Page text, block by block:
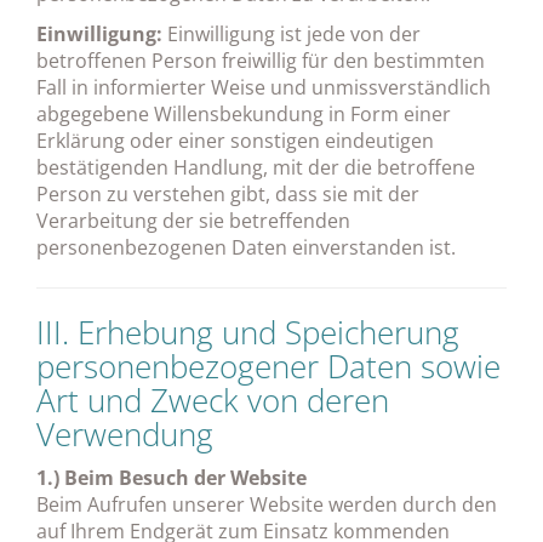
Einwilligung: Einwilligung ist jede von der
betroffenen Person freiwillig für den bestimmten
Fall in informierter Weise und unmissverständlich
abgegebene Willensbekundung in Form einer
Erklärung oder einer sonstigen eindeutigen
bestätigenden Handlung, mit der die betroffene
Person zu verstehen gibt, dass sie mit der
Verarbeitung der sie betreffenden
personenbezogenen Daten einverstanden ist.
III. Erhebung und Speicherung
personenbezogener Daten sowie
Art und Zweck von deren
Verwendung
1.) Beim Besuch der Website
Beim Aufrufen unserer Website werden durch den
auf Ihrem Endgerät zum Einsatz kommenden